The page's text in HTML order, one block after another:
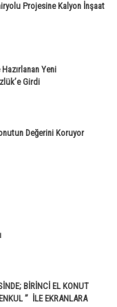
Projesine Kalyon İnşaat
Yeni
Girdi
Değerini Koruyor
BİRİNCİ EL KONUT
” İLE EKRANLARA